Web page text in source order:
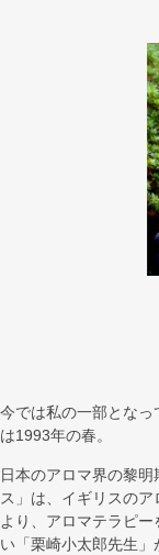
今では私の一部とな
は1993年の春。
日本のアロマ界の黎
ス」は、イギリスの
より、アロマテラピ
い「栗崎小太郎先生